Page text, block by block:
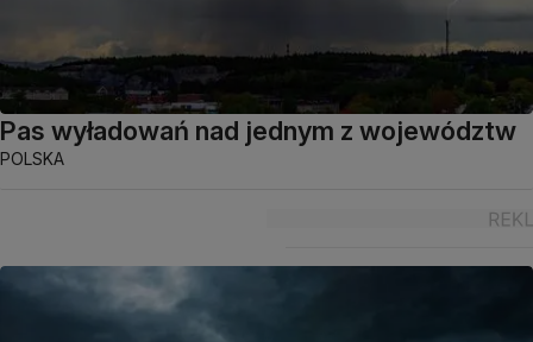
Pas wyładowań nad jednym z województw
POLSKA